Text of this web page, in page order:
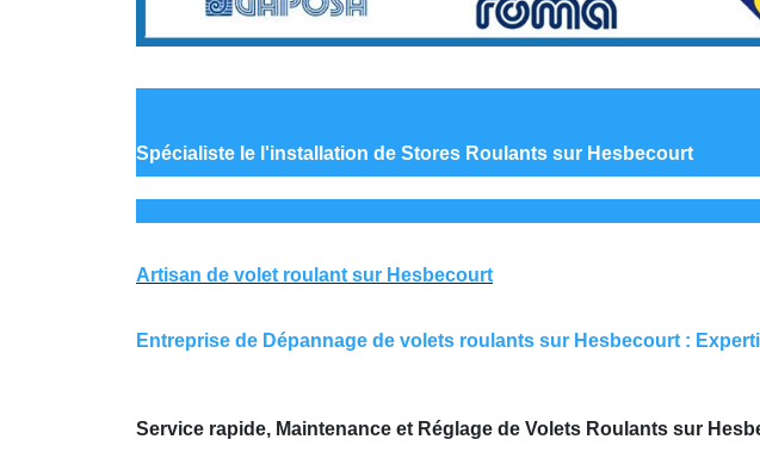
Spécialiste le l'installation de Stores Roulants sur Hesbecourt
Artisan de volet roulant sur Hesbecourt
Entreprise de Dépannage de volets roulants sur Hesbecourt :
Service rapide, Maintenance et Réglage de Volets Roulants sur